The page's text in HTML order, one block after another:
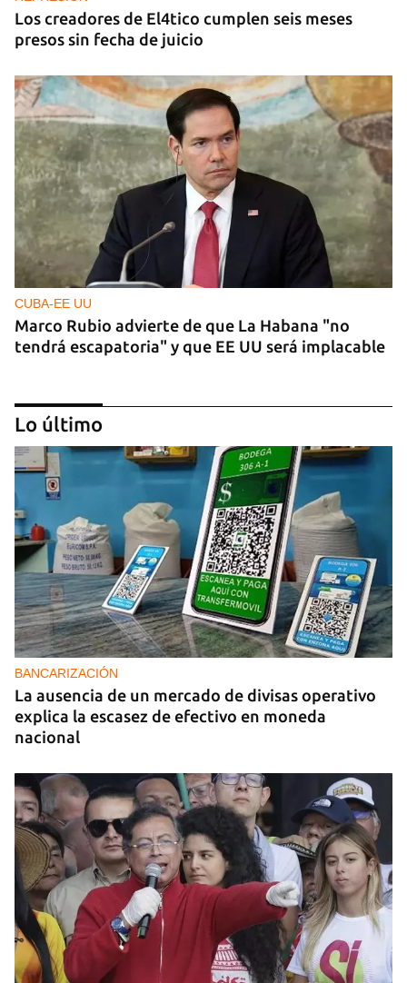
Los creadores de El4tico cumplen seis meses
presos sin fecha de juicio
CUBA-EE UU
Marco Rubio advierte de que La Habana "no
tendrá escapatoria" y que EE UU será implacable
PODCAST
Cafecito informativo del viernes 7 de agosto de
2026
Lo último
BANCARIZACIÓN
La ausencia de un mercado de divisas operativo
explica la escasez de efectivo en moneda
nacional